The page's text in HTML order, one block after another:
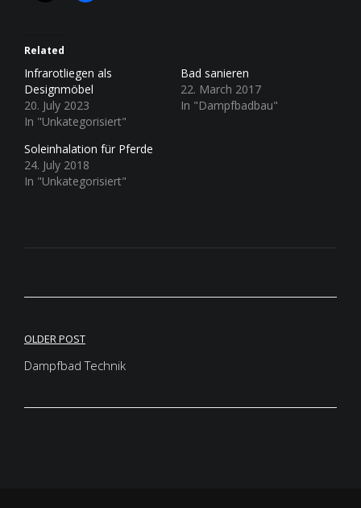
Related
Infrarotliegen als
Designmöbel
20. July 2023
In "Unkategorisiert"
Bad sanieren
22. March 2017
In "Dampfbadbau"
Soleinhalation für Pferde
24. July 2018
In "Unkategorisiert"
Post
navigation
OLDER POST
Dampfbad Technik